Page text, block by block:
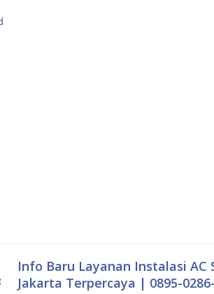
Info Baru Layanan Instalasi AC
Jakarta Terpercaya | 0895-